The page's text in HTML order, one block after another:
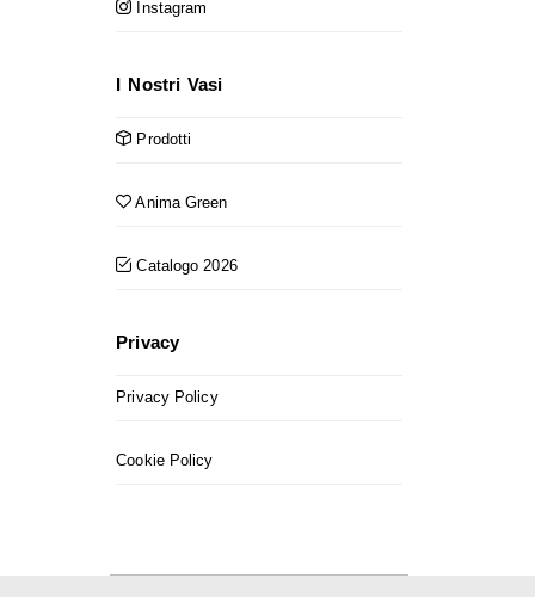
Instagram
I Nostri Vasi
Prodotti
Anima Green
Catalogo 2026
Privacy
Privacy Policy
Cookie Policy